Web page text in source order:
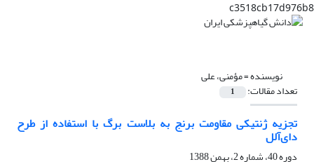
c3518cb17d976b8
نویسنده =مؤمنی، علی
تعداد مقالات: 1
تجزیه ژنتیکی مقاومت برنج به بلاست برگ با استفاده از طرح
دای‌آلل
دوره 40، شماره 2، بهمن 1388